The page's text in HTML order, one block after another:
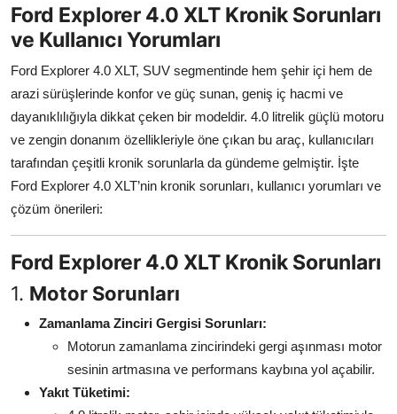
Yağlar & Sıvılar
LPG & Yakıt
Elektrik & Akü
Klima & Konfor
Aydınlatma & Görüş
Şanzıman & Aktarma
Dizel Sistemler
Ford Explorer 4.0 XLT Kronik Sorunları
ve Kullanıcı Yorumları
Ford Explorer 4.0 XLT, SUV segmentinde hem şehir içi hem de
arazi sürüşlerinde konfor ve güç sunan, geniş iç hacmi ve
dayanıklılığıyla dikkat çeken bir modeldir. 4.0 litrelik güçlü motoru
ve zengin donanım özellikleriyle öne çıkan bu araç, kullanıcıları
tarafından çeşitli kronik sorunlarla da gündeme gelmiştir. İşte
Ford Explorer 4.0 XLT’nin kronik sorunları, kullanıcı yorumları ve
çözüm önerileri:
Ford Explorer 4.0 XLT Kronik Sorunları
1. Motor Sorunları
Zamanlama Zinciri Gergisi Sorunları:
Motorun zamanlama zincirindeki gergi aşınması motor
sesinin artmasına ve performans kaybına yol açabilir.
Yakıt Tüketimi: